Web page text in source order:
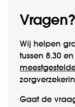
Vragen?
Wij helpen
tussen 8.30
Gaat de